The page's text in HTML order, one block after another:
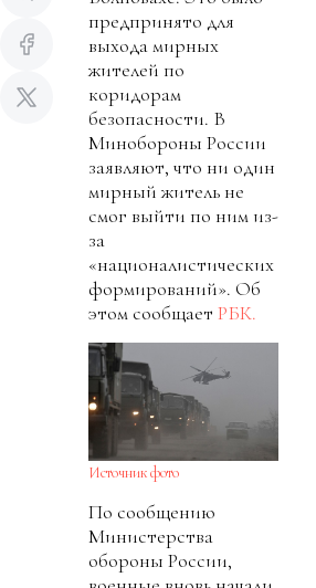
предпринято для
выхода мирных
жителей по
коридорам
безопасности. В
Минобороны России
заявляют, что ни один
мирный житель не
смог выйти по ним из-
за
«националистических
формирований». Об
этом сообщает РБК.
Источник фото
По сообщению
Министерства
обороны России,